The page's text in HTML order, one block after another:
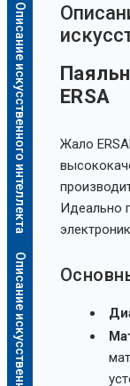
Описание искусственного интеллекта
ERSA
Жало
Идеально